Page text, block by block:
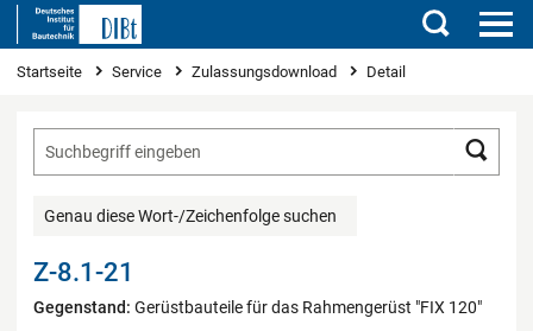
Suchen
Sie sind hier
Startseite Service Zulassungsdownload Detail
Genau diese Wort-/Zeichenfolge suchen
Z-8.1-21
Gegenstand: Gerüstbauteile für das Rahmengerüst "FIX 120"